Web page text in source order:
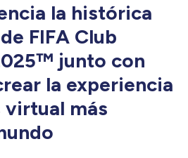
la histórica
FIFA Club
junto con
la experiencia
más